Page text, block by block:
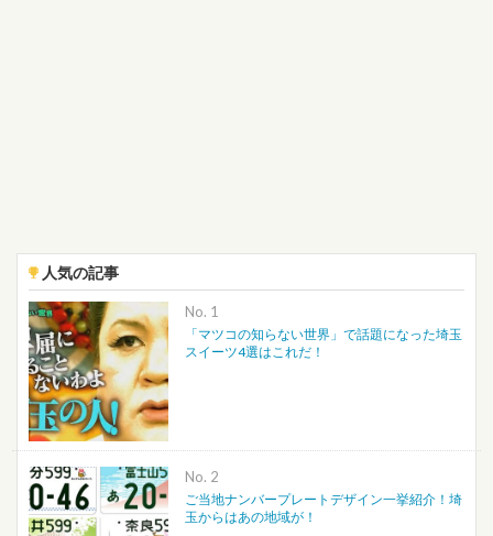
人気の記事
No.
「マツコの知らない世界」で話題になった埼玉
スイーツ4選はこれだ！
No.
ご当地ナンバープレートデザイン一挙紹介！埼
玉からはあの地域が！